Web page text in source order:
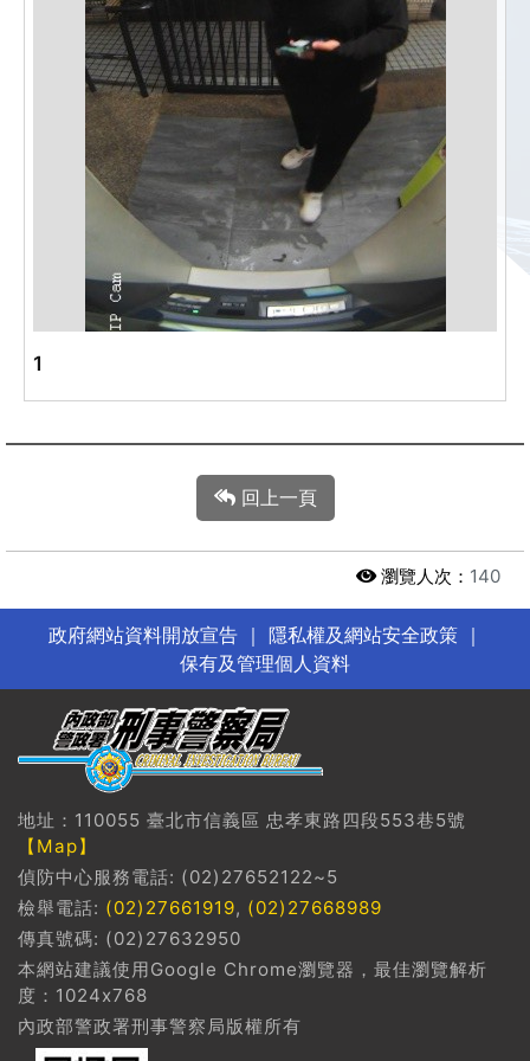
1
回上一頁
瀏覽人次： 140
政府網站資料開放宣告｜ 隱私權及網站安全政策｜
保有及管理個人資料
地址：110055 臺北市信義區 忠孝東路四段553巷5號
【Map】
偵防中心服務電話: (02)27652122~5
檢舉電話: (02)27661919, (02)27668989
傳真號碼: (02)27632950
本網站建議使用Google Chrome瀏覽器，最佳瀏覽解析
度：1024x768
內政部警政署刑事警察局版權所有